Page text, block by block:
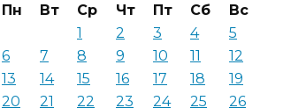
Пн Вт Ср Чт Пт Сб
Вс
1
2 3 4
5
6
7 8 9 10 11
12
13
14 15 16 17 18
19
20
21 22 23 24 25
26